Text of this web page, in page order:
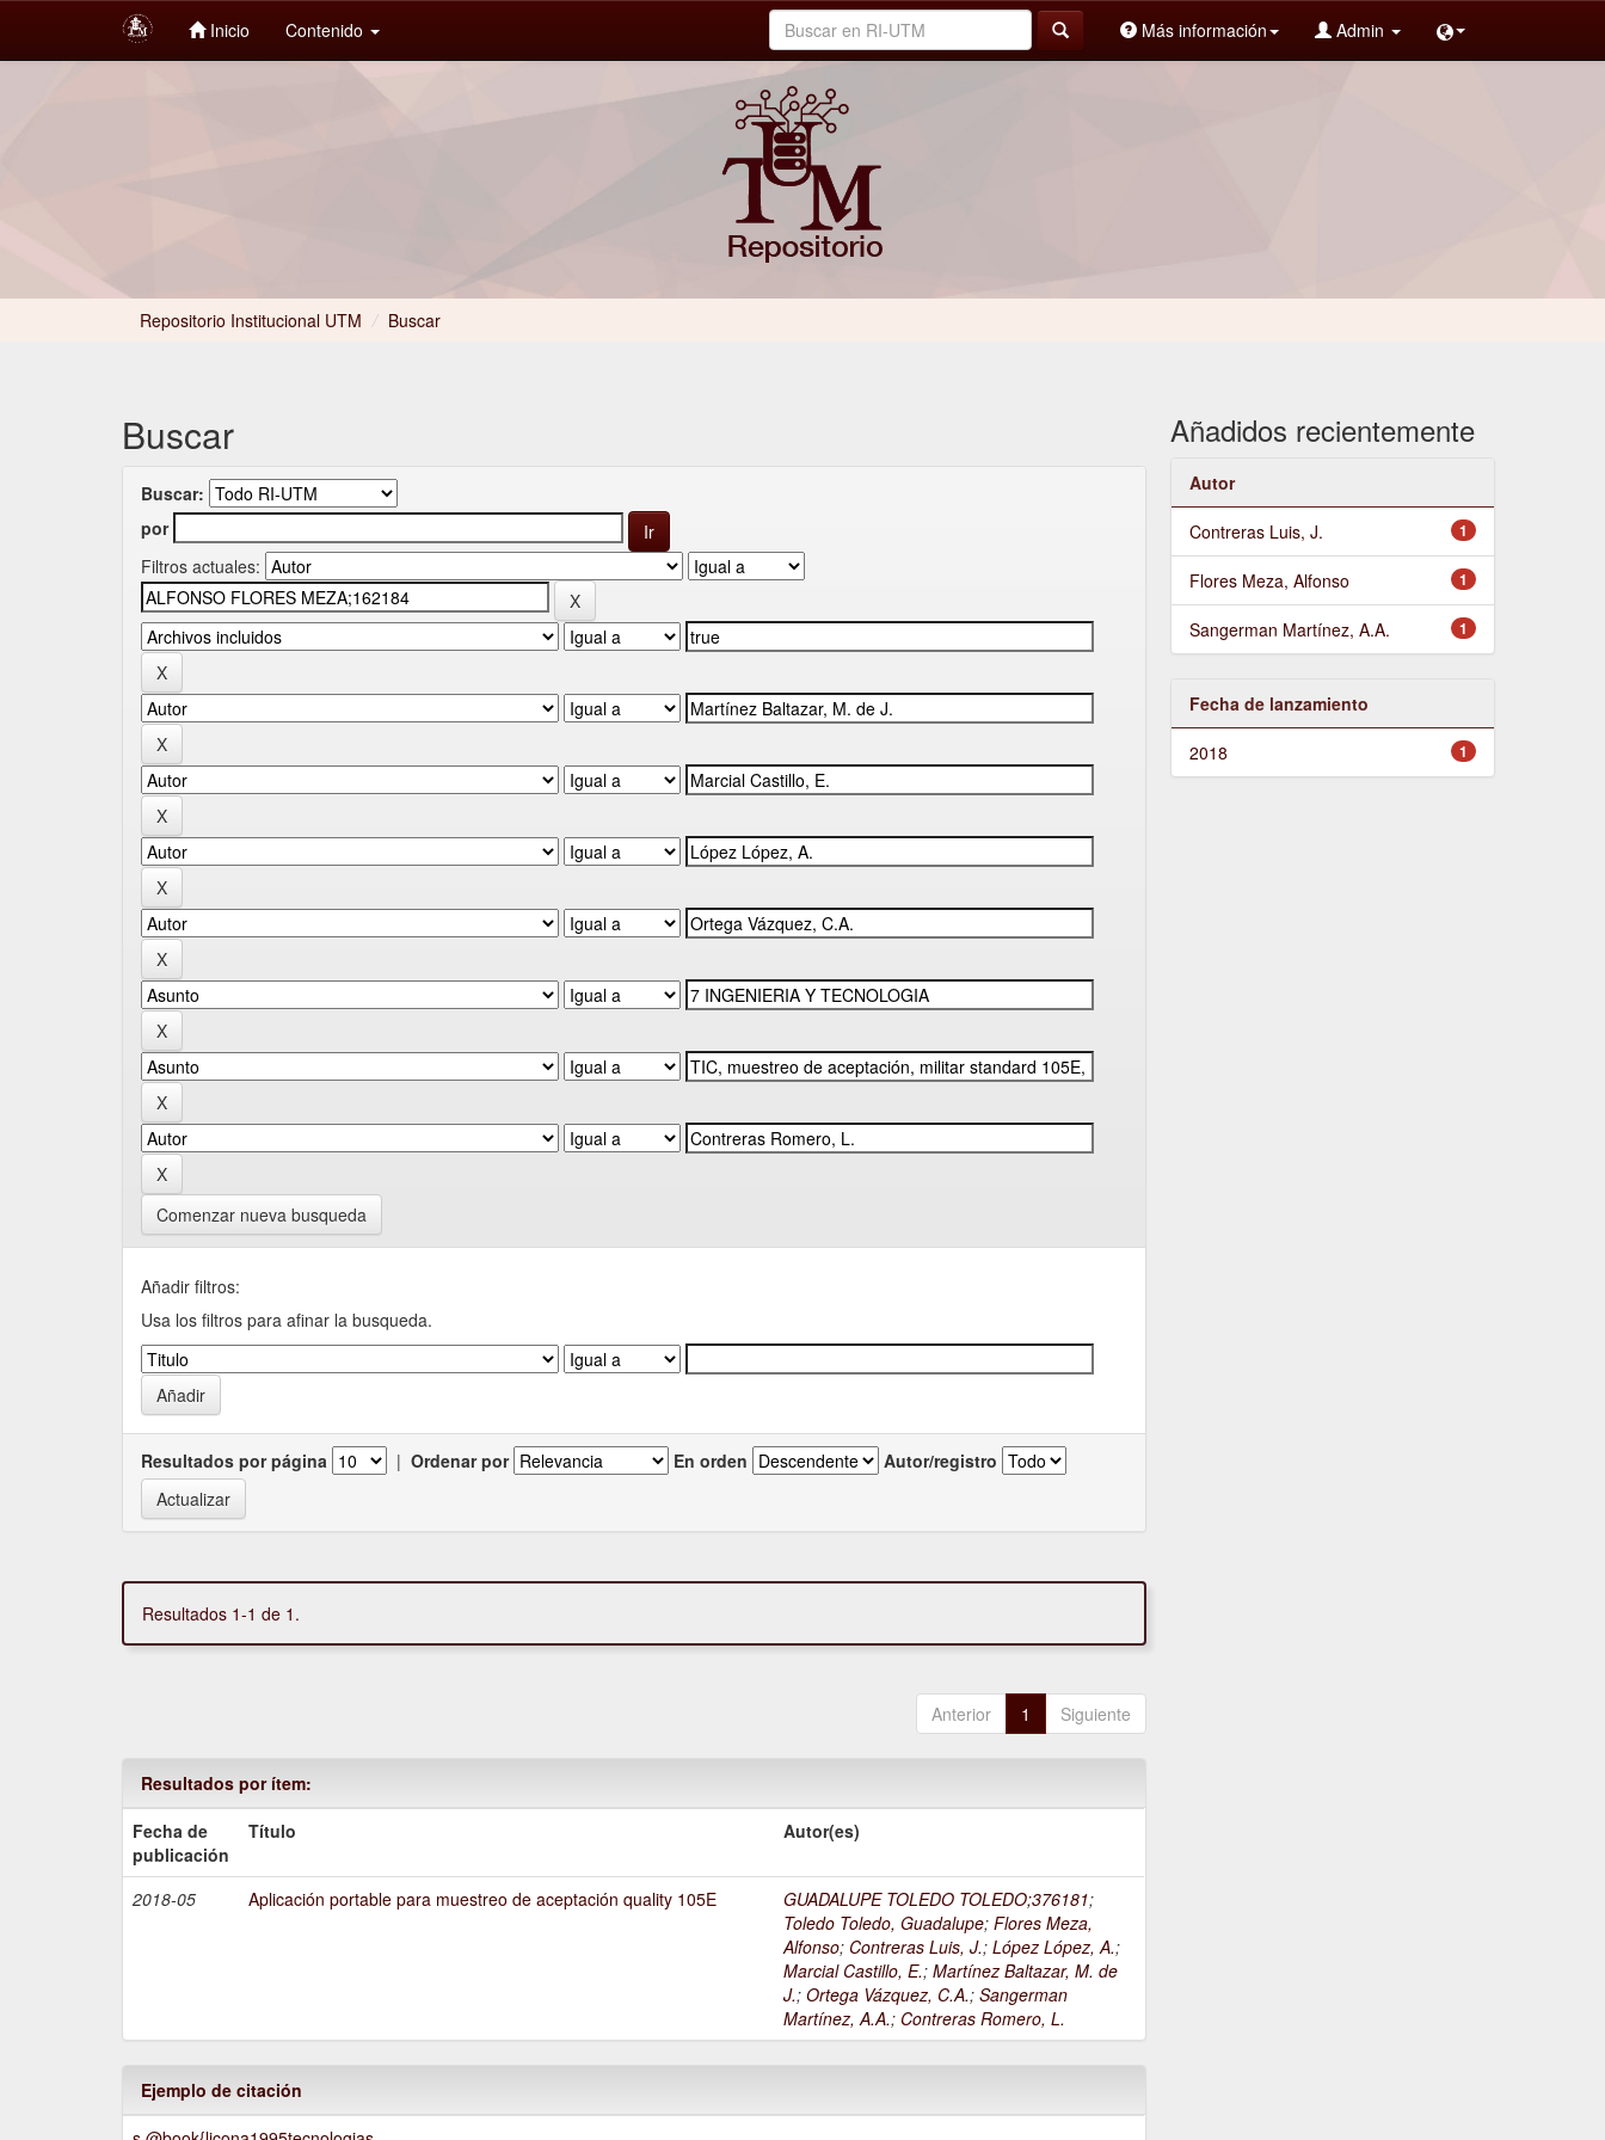
Inicio Contenido Más información Admin
Repositorio Institucional UTM / Buscar
Buscar
Buscar:
por
Filtros actuales:
Comenzar nueva busqueda
Añadir filtros:
Usa los filtros para afinar la busqueda.
Resultados por página | Ordenar por En orden Autor/registro
Resultados 1-1 de 1.
Anterior 1 Siguiente
Resultados por ítem:
Fecha de
publicación
Título Autor(es)
2018-05 Aplicación portable para muestreo de aceptación quality 105E GUADALUPE TOLEDO TOLEDO;376181;
Toledo Toledo, Guadalupe;Flores Meza,
Alfonso; Contreras Luis, J.;López López, A.;
Marcial Castillo, E.;Martínez Baltazar, M. de
J.;Ortega Vázquez, C.A.;Sangerman
Martínez, A.A.; Contreras Romero, L.
Ejemplo de citación
Añadidos recientemente
Autor
1
Contreras Luis, J.
1
Flores Meza, Alfonso
1
Sangerman Martínez, A.A.
Fecha de lanzamiento
1
2018